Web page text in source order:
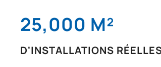
25,000 M²
D'INSTALLATIONS